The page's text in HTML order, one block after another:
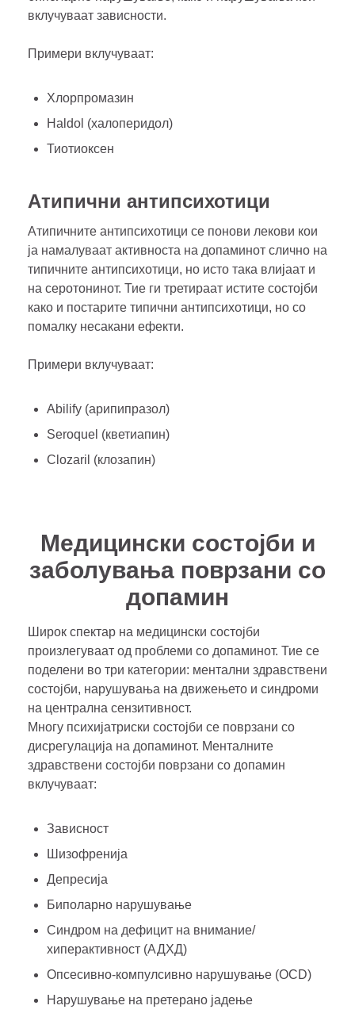
вклучуваат зависности.
Примери вклучуваат:
Хлорпромазин
Haldol (халоперидол)
Тиотиоксен
Атипични антипсихотици
Атипичните антипсихотици се понови лекови кои
ја намалуваат активноста на допаминот слично на
типичните антипсихотици, но исто така влијаат и
на серотонинот. Тие ги третираат истите состојби
како и постарите типични антипсихотици, но со
помалку несакани ефекти.
Примери вклучуваат:
Abilify (арипипразол)
Seroquel (кветиапин)
Clozaril (клозапин)
Медицински состојби и
заболувања поврзани со
допамин
Широк спектар на медицински состојби
произлегуваат од проблеми со допаминот. Тие се
поделени во три категории: ментални здравствени
состојби, нарушувања на движењето и синдроми
на централна сензитивност.
Многу психијатриски состојби се поврзани со
дисрегулација на допаминот. Менталните
здравствени состојби поврзани со допамин
вклучуваат:
Зависност
Шизофренија
Депресија
Биполарно нарушување
Синдром на дефицит на внимание/
хиперактивност (АДХД)
Опсесивно-компулсивно нарушување (OCD)
Нарушување на претерано јадење